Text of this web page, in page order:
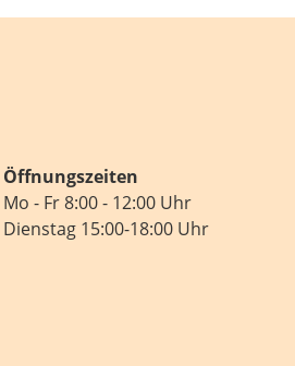
Öffnungszeiten
Mo - Fr 8:00 - 12:00 Uhr
Dienstag 15:00-18:00 Uhr